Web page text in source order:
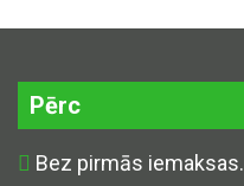
Pērc
Bez pirmās iemaksas.